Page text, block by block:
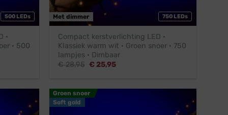
500 LEDs
·
· 500
750 LEDs
Met dimmer
Compact kerstverlichting LED ·
Klassiek warm wit · Groen snoer · 750
lampjes · Dimbaar
€28,95 Oorspronkelijke
€ 25,95Huidige
Groen snoer
Soft gold